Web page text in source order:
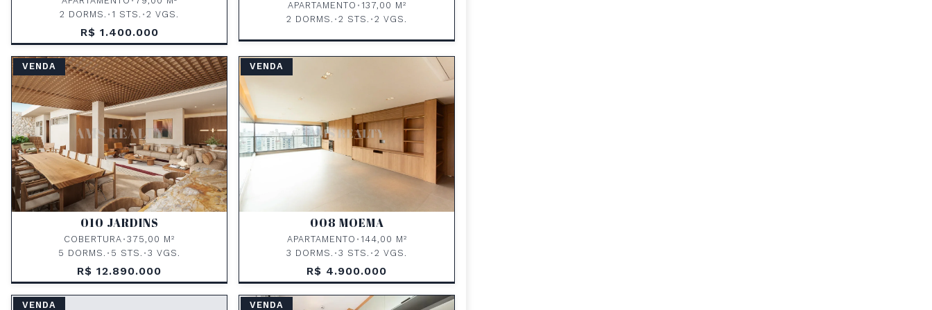
2 DORMS. • 1 STS. • 2 VGS.
R$ 1.400.000
APARTAMENTO • 137,00 M²
2 DORMS. • 2 STS. • 2 VGS.
VENDA
010 JARDINS
COBERTURA • 375,00 M²
5 DORMS. • 5 STS. • 3 VGS.
R$ 12.890.000
VENDA
008 MOEMA
APARTAMENTO • 144,00 M²
3 DORMS. • 3 STS. • 2 VGS.
R$ 4.900.000
VENDA VENDA